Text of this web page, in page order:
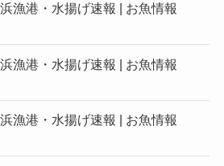
漁港・水揚げ速報 | お魚情報
漁港・水揚げ速報 | お魚情報
漁港・水揚げ速報 | お魚情報